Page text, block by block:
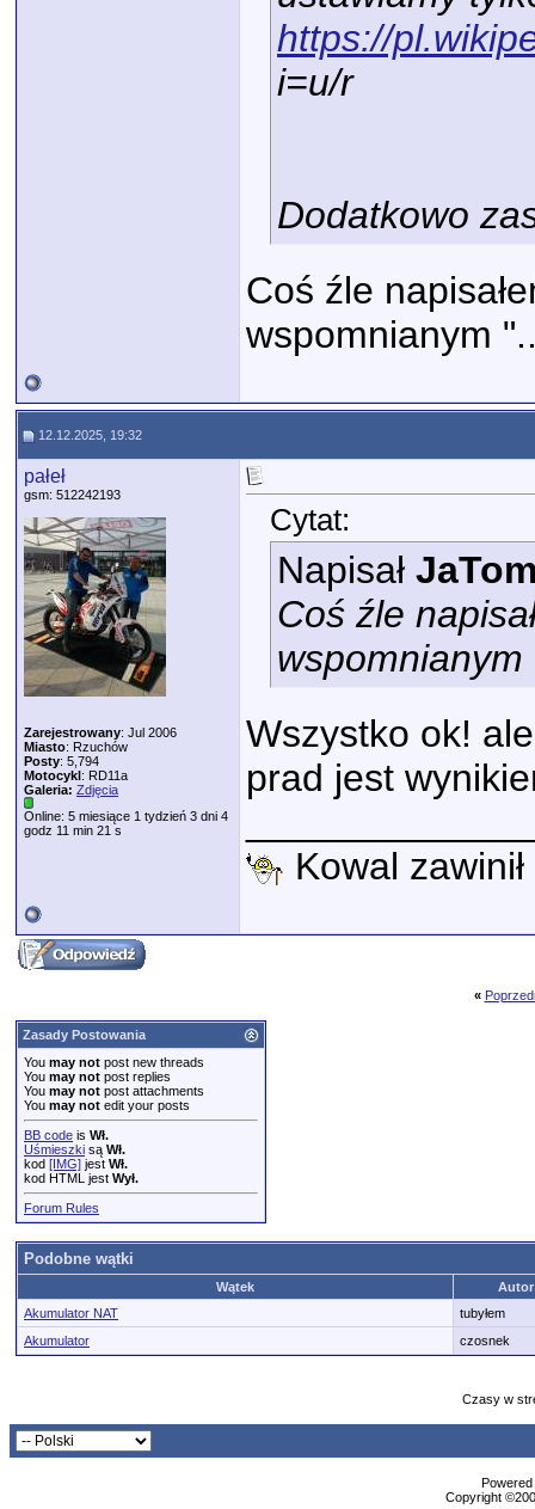
https://
i=u/r
Dodatkowo
Coś źle
wspomnianym
12.12.2025, 19:32
pałeł
gsm: 512242193
Zarejestrowany: Jul 2006
Miasto: Rzuchów
Posty: 5,794
Motocykl: RD11a
Galeria: Zdjęcia
Online: 5 miesiące 1 tydzień 3 dni 4
godz 11 min 21 s
Cytat:
Napisał
Coś źle
Wszystko ok!
prad jest
Kowal
«
Zasady Postowania
You may not post new threads
You may not post replies
You may not post attachments
You may not edit your posts
BB code is Wł.
Uśmieszki są Wł.
kod [IMG] jest Wł.
kod HTML jest Wył.
Forum Rules
Podobne wątki
Wątek
Akumulator NAT
tubyłem
Akumulator
czosnek
Czasy w
Copyright